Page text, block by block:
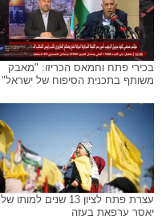
בכירי פתח וחמאס הכריזו: "מאבק
משותף בתכנית הסיפוח של ישראל"
עצרת פתח לציון 13 שנים למותו של
יאסר ערפאת בעזה